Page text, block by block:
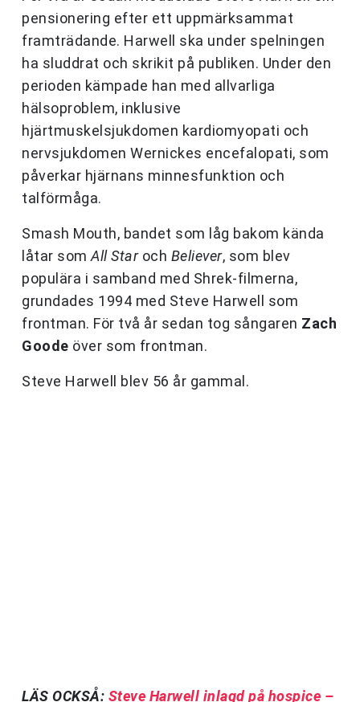
pensionering efter ett uppmärksammat
framträdande. Harwell ska under spelningen
ha sluddrat och skrikit på publiken. Under den
perioden kämpade han med allvarliga
hälsoproblem, inklusive
hjärtmuskelsjukdomen kardiomyopati och
nervsjukdomen Wernickes encefalopati, som
påverkar hjärnans minnesfunktion och
talförmåga.
Smash Mouth, bandet som låg bakom kända
låtar som All Staroch Believer, som blev
populära i samband med Shrek-filmerna,
grundades 1994 med Steve Harwell som
frontman. För två år sedan tog sångaren Zach
Goode över som frontman.
Steve Harwell blev 56 år gammal.
LÄS OCKSÅ: Steve Harwell inlagd på hospice –